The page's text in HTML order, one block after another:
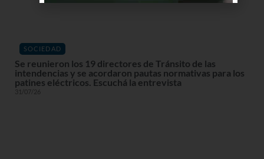
SOCIEDAD
Se reunieron los 19 directores de Tránsito de las
intendencias y se acordaron pautas normativas para los
patines eléctricos. Escuchá la entrevista
31/07/26